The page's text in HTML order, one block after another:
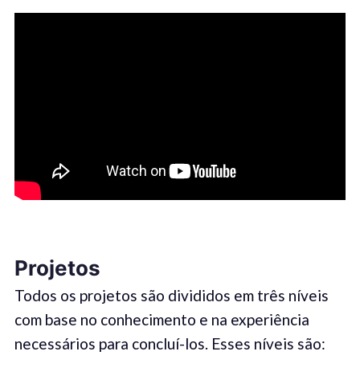
Projetos
Todos os projetos são divididos em três níveis
com base no conhecimento e na experiência
necessários para concluí-los. Esses níveis são: